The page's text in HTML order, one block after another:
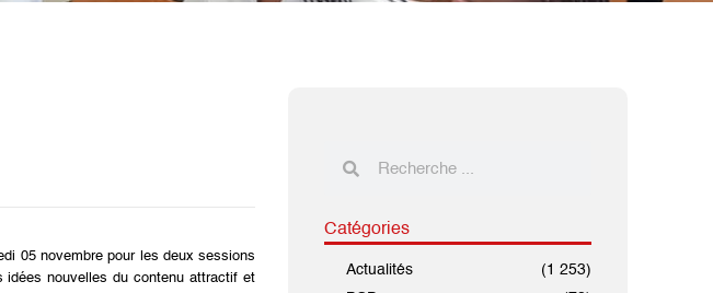
05 novembre pour les deux sessions
nouvelles du contenu attractif et
Catégories
Actualités
(1 253)